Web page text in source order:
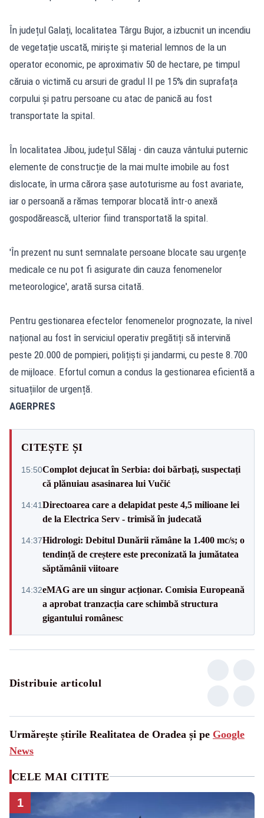
În județul Galați, localitatea Târgu Bujor, a izbucnit un incendiu
de vegetație uscată, miriște și material lemnos de la un
operator economic, pe aproximativ 50 de hectare, pe timpul
căruia o victimă cu arsuri de gradul II pe 15% din suprafața
corpului și patru persoane cu atac de panică au fost
transportate la spital.
În localitatea Jibou, județul Sălaj - din cauza vântului puternic
elemente de construcție de la mai multe imobile au fost
dislocate, în urma cărora șase autoturisme au fost avariate,
iar o persoană a rămas temporar blocată într-o anexă
gospodărească, ulterior fiind transportată la spital.
'În prezent nu sunt semnalate persoane blocate sau urgențe
medicale ce nu pot fi asigurate din cauza fenomenelor
meteorologice', arată sursa citată.
Pentru gestionarea efectelor fenomenelor prognozate, la nivel
național au fost în serviciul operativ pregătiți să intervină
peste 20.000 de pompieri, polițiști și jandarmi, cu peste 8.700
de mijloace. Efortul comun a condus la gestionarea eficientă a
situațiilor de urgență.
AGERPRES
CITEȘTE ȘI
15:50Complot dejucat în Serbia: doi bărbați, suspectați
că plănuiau asasinarea lui Vučić
14:41Directoarea care a delapidat peste 4,5 milioane lei
de la Electrica Serv - trimisă în judecată
14:37Hidrologi: Debitul Dunării rămâne la 1.400 mc/s; o
tendință de creștere este preconizată la jumătatea
săptămânii viitoare
14:32eMAG are un singur acționar. Comisia Europeană
a aprobat tranzacția care schimbă structura
gigantului românesc
Distribuie articolul
Urmărește știrile Realitatea de Oradea și pe Google
News
CELE MAI CITITE
1